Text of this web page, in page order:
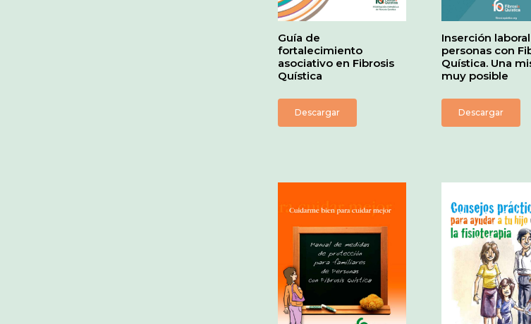
Guía de
fortalecimiento
asociativo en Fibrosis
Quística
Descargar
Inserción
personas con
Quística. Una
muy posible
Descargar